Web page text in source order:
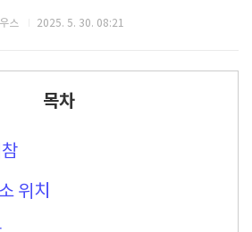
스 2025. 5. 30. 08:21
목차
위치